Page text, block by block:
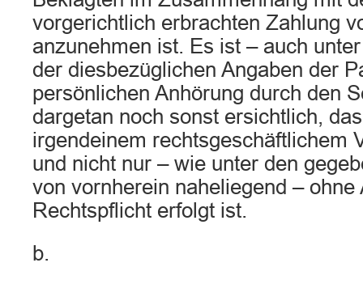
vorgerichtlich erbrachten Zahlung
anzunehmen ist. Es ist – auch
der diesbezüglichen Angaben der
persönlichen Anhörung durch den
dargetan noch sonst ersichtlich,
irgendeinem rechtsgeschäftlichem
und nicht nur – wie unter den
von vornherein naheliegend – ohne
Rechtspflicht erfolgt ist.
b.